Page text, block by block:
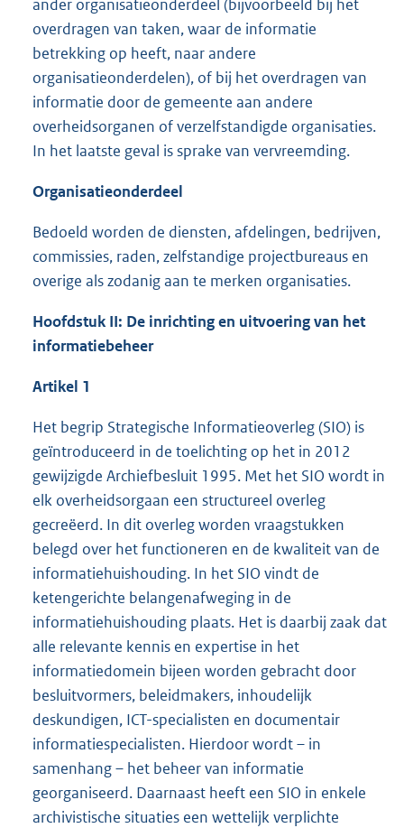
ander organisatieonderdeel (bijvoorbeeld bij het
overdragen van taken, waar de informatie
betrekking op heeft, naar andere
organisatieonderdelen), of bij het overdragen van
informatie door de gemeente aan andere
overheidsorganen of verzelfstandigde organisaties.
In het laatste geval is sprake van vervreemding.
Organisatieonderdeel
Bedoeld worden de diensten, afdelingen, bedrijven,
commissies, raden, zelfstandige projectbureaus en
overige als zodanig aan te merken organisaties.
Hoofdstuk II: De inrichting en uitvoering van het
informatiebeheer
Artikel 1
Het begrip Strategische Informatieoverleg (SIO) is
geïntroduceerd in de toelichting op het in 2012
gewijzigde Archiefbesluit 1995. Met het SIO wordt in
elk overheidsorgaan een structureel overleg
gecreëerd. In dit overleg worden vraagstukken
belegd over het functioneren en de kwaliteit van de
informatiehuishouding. In het SIO vindt de
ketengerichte belangenafweging in de
informatiehuishouding plaats. Het is daarbij zaak dat
alle relevante kennis en expertise in het
informatiedomein bijeen worden gebracht door
besluitvormers, beleidmakers, inhoudelijk
deskundigen, ICT-specialisten en documentair
informatiespecialisten. Hierdoor wordt – in
samenhang – het beheer van informatie
georganiseerd. Daarnaast heeft een SIO in enkele
archivistische situaties een wettelijk verplichte